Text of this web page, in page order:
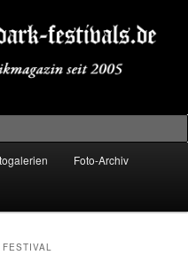
Foto-Archiv
FESTIVAL